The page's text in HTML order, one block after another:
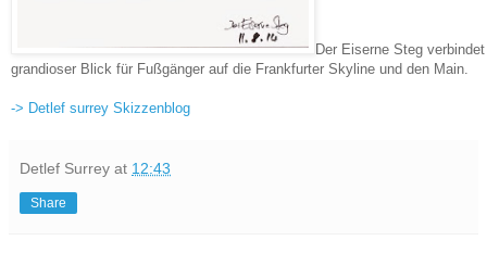
Der Eiserne Steg
grandioser Blick für Fußgänger auf die Frankfurter Skyline und den Main.
-> Detlef surrey Skizzenblog
Detlef Surrey at 12:43
Share